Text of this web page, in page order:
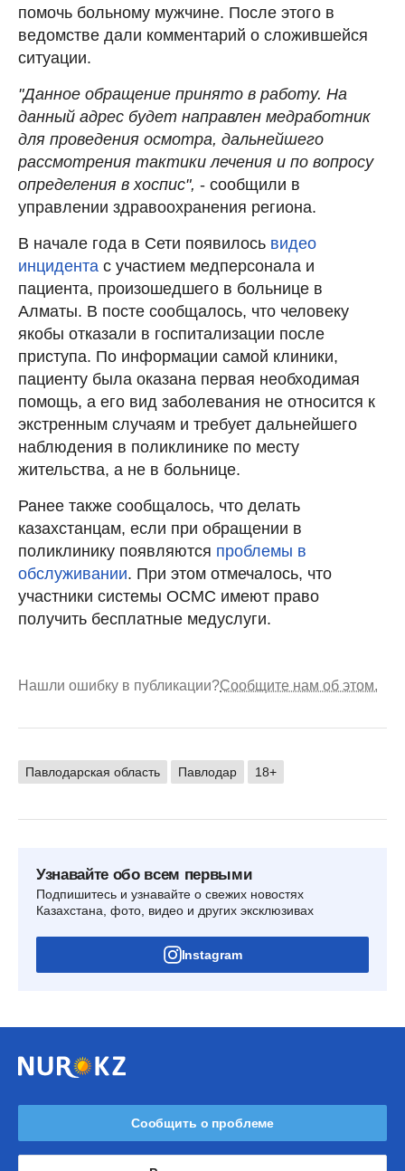
помочь больному мужчине. После этого в
ведомстве дали комментарий о сложившейся
ситуации.
"Данное обращение принято в работу. На
данный адрес будет направлен медработник
для проведения осмотра, дальнейшего
рассмотрения тактики лечения и по вопросу
определения в хоспис", - сообщили в
управлении здравоохранения региона.
В начале года в Сети появилось видео
инцидента с участием медперсонала и
пациента, произошедшего в больнице в
Алматы. В посте сообщалось, что человеку
якобы отказали в госпитализации после
приступа. По информации самой клиники,
пациенту была оказана первая необходимая
помощь, а его вид заболевания не относится к
экстренным случаям и требует дальнейшего
наблюдения в поликлинике по месту
жительства, а не в больнице.
Ранее также сообщалось, что делать
казахстанцам, если при обращении в
поликлинику появляются проблемы в
обслуживании. При этом отмечалось, что
участники системы ОСМС имеют право
получить бесплатные медуслуги.
Нашли ошибку в публикации?Сообщите нам об этом.
Павлодарская область Павлодар 18+
Узнавайте обо всем первыми
Подпишитесь и узнавайте о свежих новостях
Казахстана, фото, видео и других эксклюзивах
Instagram
Сообщить о проблеме